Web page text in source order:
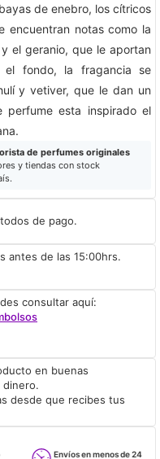
de enebro, los cítricos
encuentran notas como la
el geranio, que le aportan
el fondo, la fragancia se
y vetiver, que le dan un
perfume esta inspirado el
de perfumes originales
y tiendas con stock
de pago.
antes de las 15:00hrs.
consultar aquí:
en buenas
dinero.
desde que recibes tus
Envíos en menos de 24